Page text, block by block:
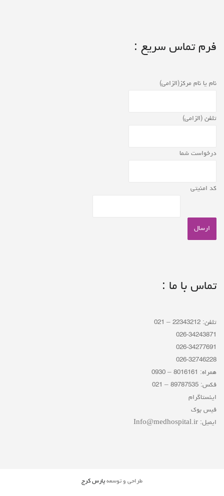
فرم تماس سریع :
نام یا نام مرکز(الزامی)
تلفن (الزامی)
درخواست شما
کد امنیتی
تماس با ما :
تلفن: 22343212 – 021
026-34243871
026-34277691
026-32746228
همراه: 8016161 – 0930
فکس: 89787535 – 021
اینستاگرام
فیس بوک
ایمیل: Info@medhospital.ir
طراحی و توسعه پارس کرج